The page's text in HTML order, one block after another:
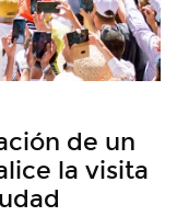
de un
la visita